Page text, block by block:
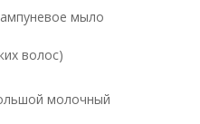
мыло
волос)
молочный